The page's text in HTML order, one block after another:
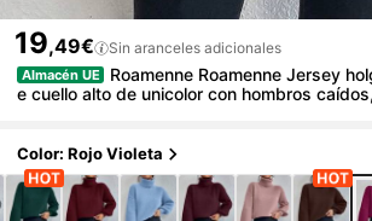
19,49€ Sin aranceles adicionales
Almacén UE
Roamenne Roamenne Jersey
e cuello alto de unicolor con hombros
Color: Rojo Violeta